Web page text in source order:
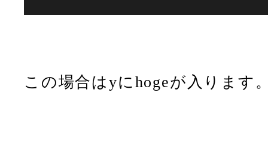
この場合はyにhogeが入ります